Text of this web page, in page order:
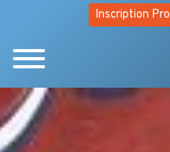
Inscription Pro